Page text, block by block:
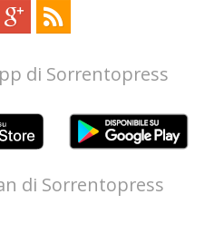
di Sorrentopress
di Sorrentopress